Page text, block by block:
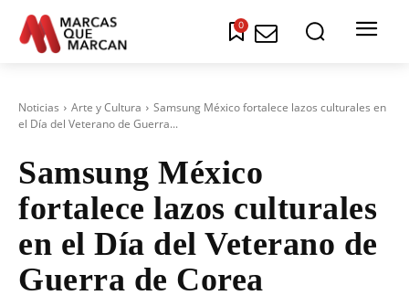
0
Noticias Arte y Cultura
Samsung México fortalece lazos culturales en
el Día del Veterano de Guerra...
Samsung México
fortalece lazos culturales
en el Día del Veterano de
Guerra de Corea